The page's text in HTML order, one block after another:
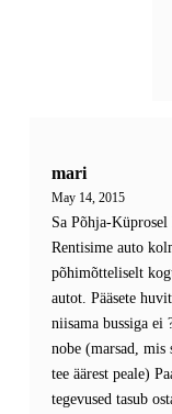
mari
May 14, 2015
Sa Põhja-
Rentisime auto
põhimõtteliselt
autot. Pääsete
niisama bussiga ei
nobe (marsad, mis
tee äärest peale)
tegevused tasub